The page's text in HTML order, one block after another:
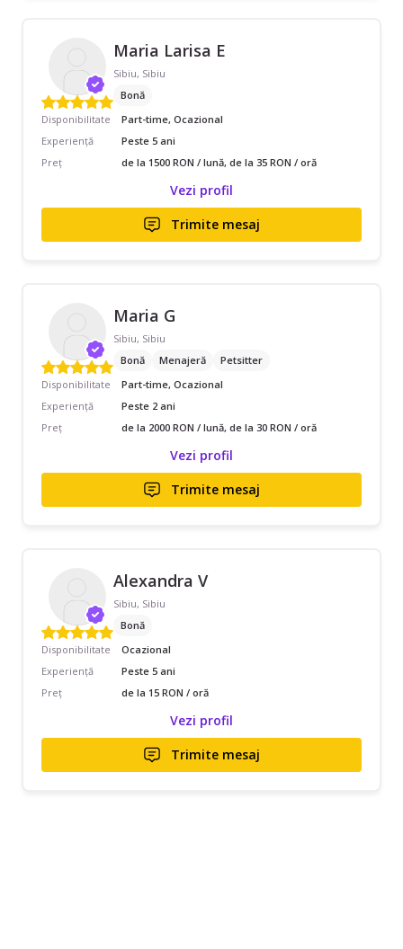
Maria Larisa E
Sibiu, Sibiu
Bonă
Disponibilitate
Part-time, Ocazional
Experiență
Peste 5 ani
Preț
de la 1500 RON / lună, de la 35 RON / oră
Vezi profil
Trimite mesaj
Maria G
Sibiu, Sibiu
Bonă
Menajeră
Petsitter
Disponibilitate
Part-time, Ocazional
Experiență
Peste 2 ani
Preț
de la 2000 RON / lună, de la 30 RON / oră
Vezi profil
Trimite mesaj
Alexandra V
Sibiu, Sibiu
Bonă
Disponibilitate
Ocazional
Experiență
Peste 5 ani
Preț
de la 15 RON / oră
Vezi profil
Trimite mesaj